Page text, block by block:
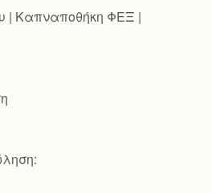
| Καπναποθήκη ΦΕΞ |